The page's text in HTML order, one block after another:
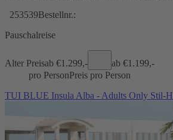
253539Bestellnr.:
Pauschalreise
Alter Preisab €1.299,- ab €1.199,-
pro PersonPreis pro Person
TUI BLUE Insula Alba - Adults Only Stil-